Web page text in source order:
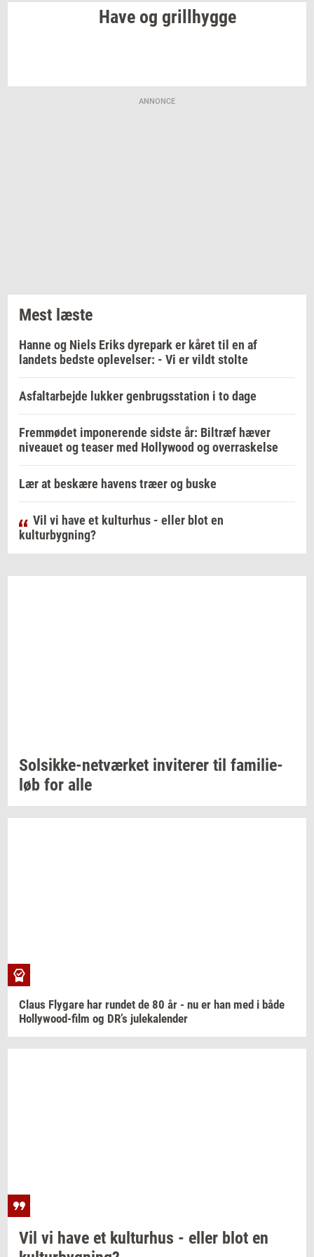
Have og gril­l­hyg­ge
ANNONCE
Mest læste
Hanne og Niels Eriks dyrepark er kåret til en af
landets bedste oplevelser: - Vi er vildt stolte
Asfaltarbejde lukker genbrugsstation i to dage
Fremmødet imponerende sidste år: Biltræf hæver
niveauet og teaser med Hollywood og overraskelse
Lær at beskære havens træer og buske
Vil vi have et kulturhus - eller blot en
kulturbygning?
Solsikke-​netværket in­vi­te­rer til fa­mi­li­e­
løb for alle
Claus Fly­ga­re har run­det de 80 år - nu er han med i både
Hollywood-​film og DR’s ju­le­ka­len­der
Vil vi have et kul­tur­hus - eller blot en